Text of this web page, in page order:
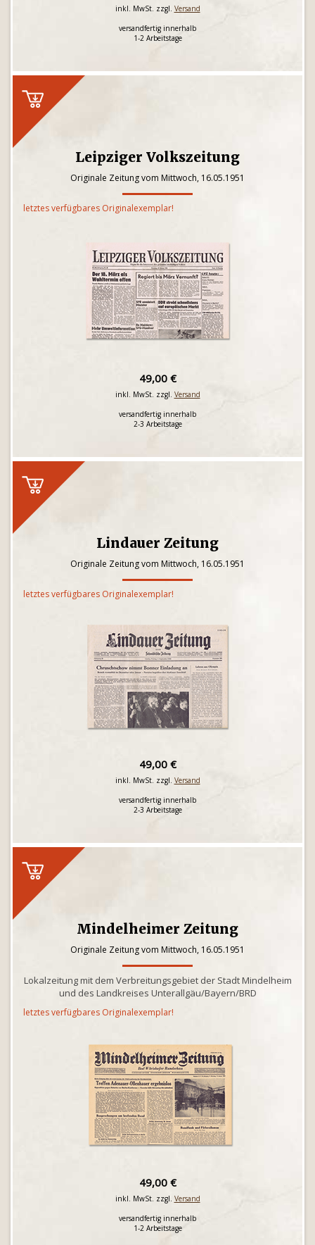
inkl. MwSt. zzgl. Versand
versandfertig innerhalb
1-2 Arbeitstage
Leipziger Volkszeitung
Originale Zeitung vom Mittwoch, 16.05.1951
letztes verfügbares Originalexemplar!
49,00 €
inkl. MwSt. zzgl. Versand
versandfertig innerhalb
2-3 Arbeitstage
Lindauer Zeitung
Originale Zeitung vom Mittwoch, 16.05.1951
letztes verfügbares Originalexemplar!
49,00 €
inkl. MwSt. zzgl. Versand
versandfertig innerhalb
2-3 Arbeitstage
Mindelheimer Zeitung
Originale Zeitung vom Mittwoch, 16.05.1951
Lokalzeitung mit dem Verbreitungsgebiet der Stadt Mindelheim
und des Landkreises Unterallgäu/Bayern/BRD
letztes verfügbares Originalexemplar!
49,00 €
inkl. MwSt. zzgl. Versand
versandfertig innerhalb
1-2 Arbeitstage